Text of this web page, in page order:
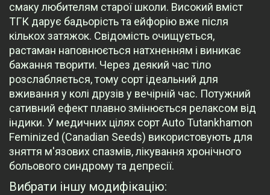
смаку любителям старої школи. Високий вміст
ТГК дарує бадьорість та ейфорію вже після
кількох затяжок. Свідомість очищується,
растаман наповнюється натхненням і виникає
бажання творити. Через деякий час тіло
розслабляється, тому сорт ідеальний для
вживання у колі друзів у вечірній час. Потужний
сативний ефект плавно змінюється релаксом від
індики. У медичних цілях сорт Auto Tutankhamon
Feminized (Canadian Seeds) використовують для
зняття м'язових спазмів, лікування хронічного
больового синдрому та депресії.
Вибрати іншу модифікацію: